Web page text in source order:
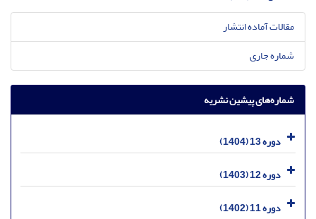
مقالات آماده انتشار
شماره جاری
شماره‌های پیشین نشریه
دوره 13 (1404)
دوره 12 (1403)
دوره 11 (1402)